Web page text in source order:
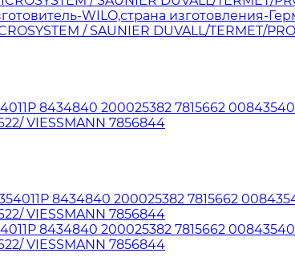
WILO,страна изготовления-
/ SAUNIER DUVALL/TERMET/
8434840 200025382 7815662
VIESSMANN 7856844
8434840 200025382 7815662
VIESSMANN 7856844